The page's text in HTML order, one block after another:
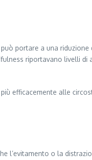
portare a una riduzione
riportavano livelli di
efficacemente alle
l’evitamento o la